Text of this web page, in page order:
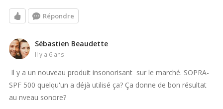
Répondre
Sébastien Beaudette
il y a 6 ans
Il y a un nouveau produit insonorisant sur le marché. SOPRA-
SPF 500 quelqu'un a déjà utilisé ça? Ça donne de bon résultat
au nveau sonore?